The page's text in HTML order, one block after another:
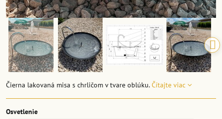
Čierna lakovaná misa s chrličom v tvare oblúku.Čítajte viac
Osvetlenie